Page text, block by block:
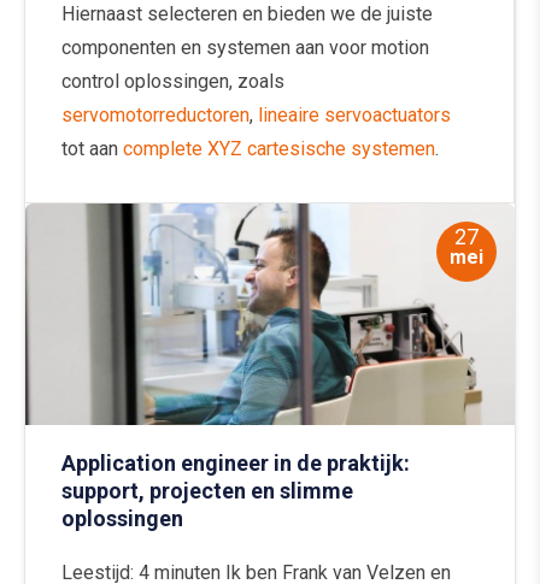
Hiernaast selecteren en bieden we de juiste
componenten en systemen aan voor motion
control oplossingen, zoals
servomotorreductoren, lineaire servoactuators
tot aan complete XYZ cartesische systemen.
27
mei
Application engineer in de praktijk:
support, projecten en slimme
oplossingen
Leestijd: 4 minuten Ik ben Frank van Velzen en